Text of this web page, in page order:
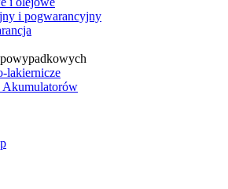
i pogwarancyjny
lakiernicze
Akumulatorów